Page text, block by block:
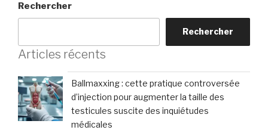
Rechercher
Rechercher
Articles récents
Ballmaxxing : cette pratique controversée
d’injection pour augmenter la taille des
testicules suscite des inquiétudes
médicales